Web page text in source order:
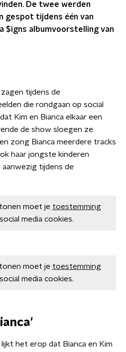
De twee werden
gespot tijdens één van
$igns albumvoorstelling van
tijdens de
die rondgaan op social
Kim en Bianca elkaar een
de show sloegen ze
zong Bianca meerdere tracks
haar jongste kinderen
aanwezig tijdens de
moet je toestemming
media cookies.
moet je toestemming
media cookies.
het erop dat Bianca en Kim